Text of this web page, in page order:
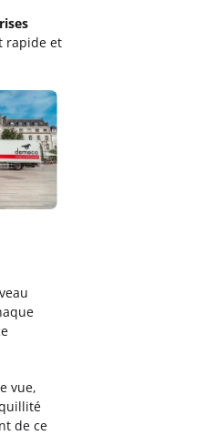
rapide et
vue,
de ce